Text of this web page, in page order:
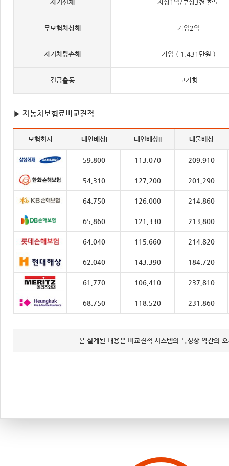
자기신체 자상1억/부상3천 한도
무보험차상해 가입2억
자기차량손해 가입 ( 1,431만원 )
긴급출동 고가형
▶ 자동차보험료비교견적
보험회사 대인배상I 대인배상II 대물배상
59,800 113,070 209,910
54,310 127,200 201,290
64,750 126,000 214,860
65,860 121,330 213,800
64,040 115,660 214,820
62,040 143,390 184,720
61,770 106,410 237,810
68,750 118,520 231,860
본 설계된 내용은 비교견적 시스템의 특성상 약간의